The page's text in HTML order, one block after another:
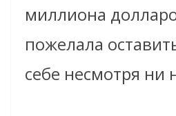
миллиона
пожелала
себе несмотря ни